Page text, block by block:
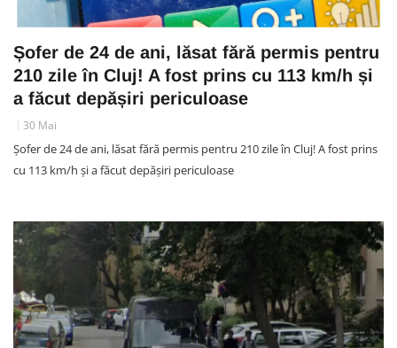
Șofer de 24 de ani, lăsat fără permis pentru
210 zile în Cluj! A fost prins cu 113 km/h și
a făcut depășiri periculoase
30 Mai
Șofer de 24 de ani, lăsat fără permis pentru 210 zile în Cluj! A fost prins
cu 113 km/h și a făcut depășiri periculoase